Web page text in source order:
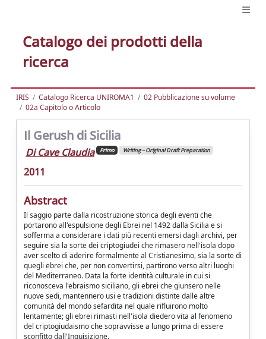
Catalogo dei prodotti della
ricerca
IRIS Catalogo Ricerca UNIROMA1
02 Pubblicazione su volume
02a Capitolo o Articolo
Il Gerush di Sicilia
Di Cave Claudia Primo Writing – Original Draft Preparation
2011
Abstract
Il saggio parte dalla ricostruzione storica degli eventi che
portarono all'espulsione degli Ebrei nel 1492 dalla Sicilia e si
sofferma a considerare i dati più recenti emersi dagli archivi, per
seguire sia la sorte dei criptogiudei che rimasero nell'isola dopo
aver scelto di aderire formalmente al Cristianesimo, sia la sorte di
quegli ebrei che, per non convertirsi, partirono verso altri luoghi
del Mediterraneo. Data la forte identità culturale in cui si
riconosceva l'ebraismo siciliano, gli ebrei che giunsero nelle
nuove sedi, mantennero usi e tradizioni distinte dalle altre
comunità del mondo sefardita nel quale rifluirono molto
lentamente; gli ebrei rimasti nell'isola diedero vita al fenomeno
del criptogiudaismo che sopravvisse a lungo prima di essere
sconfitto dall'Inquisizione.